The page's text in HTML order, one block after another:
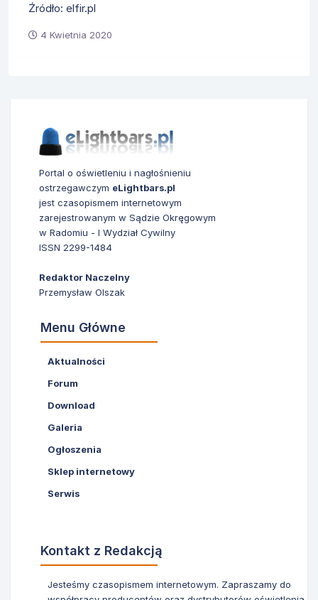
Źródło: elfir.pl
4 Kwietnia 2020
Portal o oświetleniu i nagłośnieniu
ostrzegawczym eLightbars.pl
jest czasopismem internetowym
zarejestrowanym w Sądzie Okręgowym
w Radomiu - I Wydział Cywilny
ISSN 2299-1484
Redaktor Naczelny
Przemysław Olszak
Menu Główne
Aktualności
Forum
Download
Galeria
Ogłoszenia
Sklep internetowy
Serwis
Kontakt z Redakcją
Jesteśmy czasopismem internetowym. Zapraszamy do